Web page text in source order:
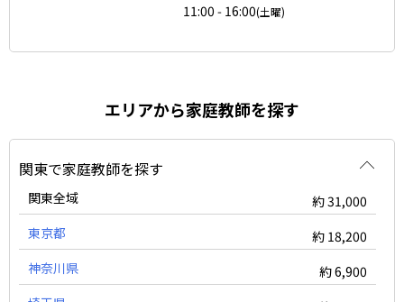
11:00 - 16:00(土曜)
エリアから家庭教師を探す
関東で家庭教師を探す
関東全域
約 31,000
東京都
約 18,200
神奈川県
約 6,900